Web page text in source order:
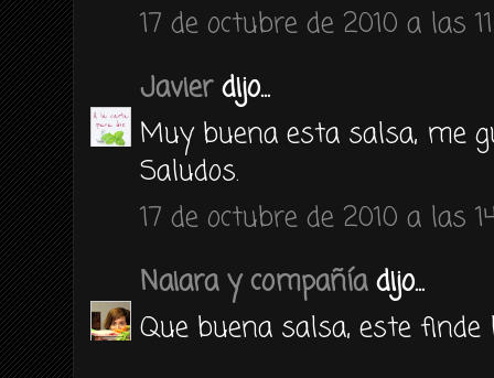
17 de octubre de 2010 a las
Javierdijo...
Muy buena esta salsa, me
Saludos.
17 de octubre de 2010 a las
Naiara y compañíadijo...
Que buena salsa, este finde